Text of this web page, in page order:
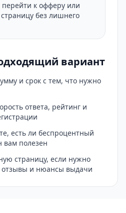
к офферу или
без лишнего
вариант
и срок с тем, что нужно
ответа, рейтинг и
есть ли беспроцентный
вам полезен
страницу, если нужно
отзывы и нюансы выдачи